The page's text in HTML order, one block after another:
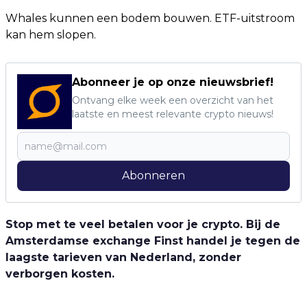
Whales kunnen een bodem bouwen. ETF-uitstroom
kan hem slopen.
Abonneer je op onze nieuwsbrief!
Ontvang elke week een overzicht van het
laatste en meest relevante crypto nieuws!
Abonneren
Stop met te veel betalen voor je crypto. Bij de
Amsterdamse exchange Finst handel je tegen de
laagste tarieven van Nederland, zonder
verborgen kosten.